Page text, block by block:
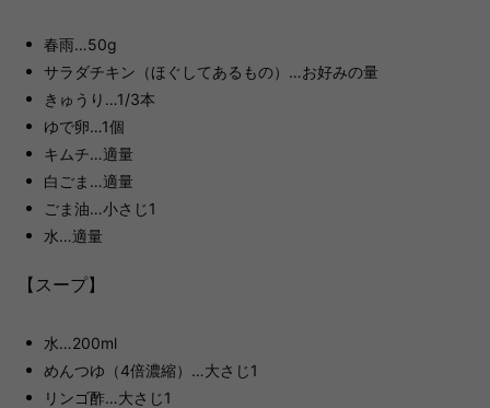
春雨…50g
サラダチキン（ほぐしてあるもの）…お好みの量
きゅうり…1/3本
ゆで卵…1個
キムチ…適量
白ごま…適量
ごま油…小さじ1
水…適量
【スープ】
水…200ml
めんつゆ（4倍濃縮）…大さじ1
リンゴ酢…大さじ1